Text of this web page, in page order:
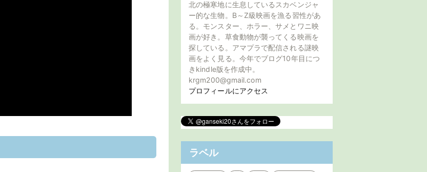
北の極寒地に生息しているスカベンジャ
ー的な生物。B～Z級映画を漁る習性があ
る。モンスター、ホラー、サメとワニ映
画が好き。草食動物が襲ってくる映画を
探している。アマプラで配信される謎映
画をよく見る。今年でブログ10年目につ
きkindle版を作成中。
krgm200@gmail.com
プロフィールにアクセス
ラベル